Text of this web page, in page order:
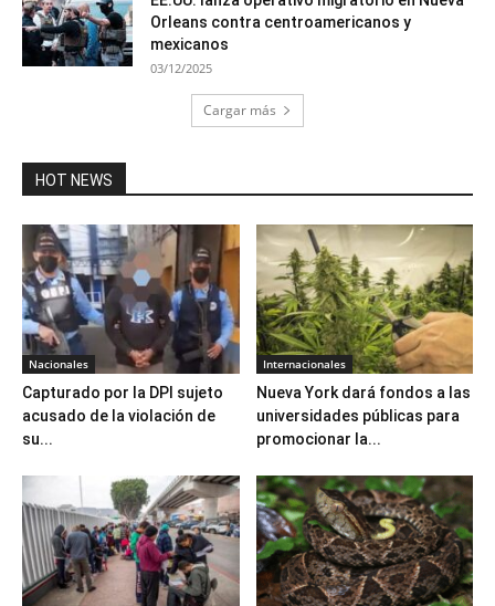
Orleans contra centroamericanos y
mexicanos
03/12/2025
Cargar más
HOT NEWS
Nacionales
Capturado por la DPI sujeto
acusado de la violación de
su...
Internacionales
Nueva York dará fondos a las
universidades públicas para
promocionar la...